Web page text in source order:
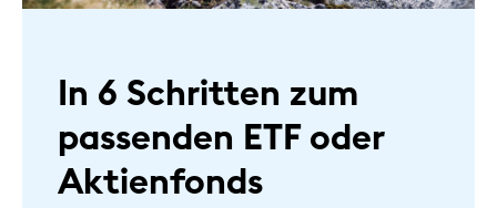
In 6 Schritten zum
passenden ETF oder
Aktienfonds